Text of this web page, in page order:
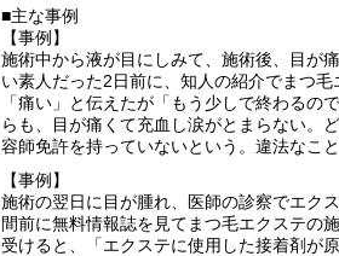
■主な事例
【事例】
施術中から液が目にしみて、施術後、目が
い素人だった2日前に、知人の紹介でまつ
「痛い」と伝えたが「もう少しで終わる
らも、目が痛くて充血し涙がとまらない。
容師免許を持っていないという。違法なこと
【事例】
施術の翌日に目が腫れ、医師の診察でエク
間前に無料情報誌を見てまつ毛エクステの
受けると、「エクステに使用した接着剤が